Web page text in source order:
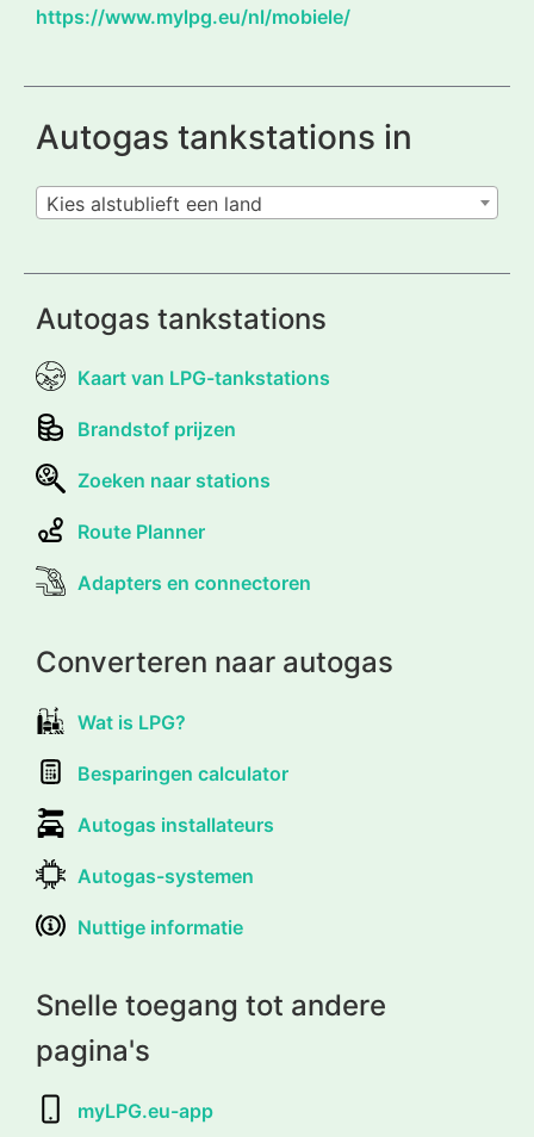
https://www.mylpg.eu/nl/mobiele/
Autogas tankstations in
Kies alstublieft een land
Autogas tankstations
Kaart van LPG-tankstations
Brandstof prijzen
Zoeken naar stations
Route Planner
Adapters en connectoren
Converteren naar autogas
Wat is LPG?
Besparingen calculator
Autogas installateurs
Autogas-systemen
Nuttige informatie
Snelle toegang tot andere
pagina's
myLPG.eu-app